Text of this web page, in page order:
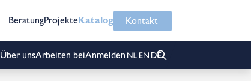
BeratungProjekteKatalog Kontakt
Über unsArbeiten beiAnmelden